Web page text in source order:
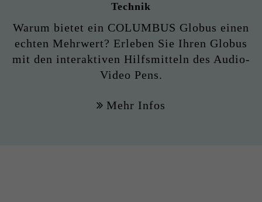
Technik
Warum bietet ein COLUMBUS Globus einen
echten Mehrwert? Erleben Sie Ihren Globus
mit den interaktiven Hilfsmitteln des Audio-
Video Pens.
Mehr Infos